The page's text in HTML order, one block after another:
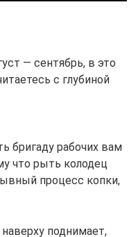
— сентябрь, в это
с глубиной
бригаду рабочих вам
что рыть колодец
процесс копки,
поднимает,